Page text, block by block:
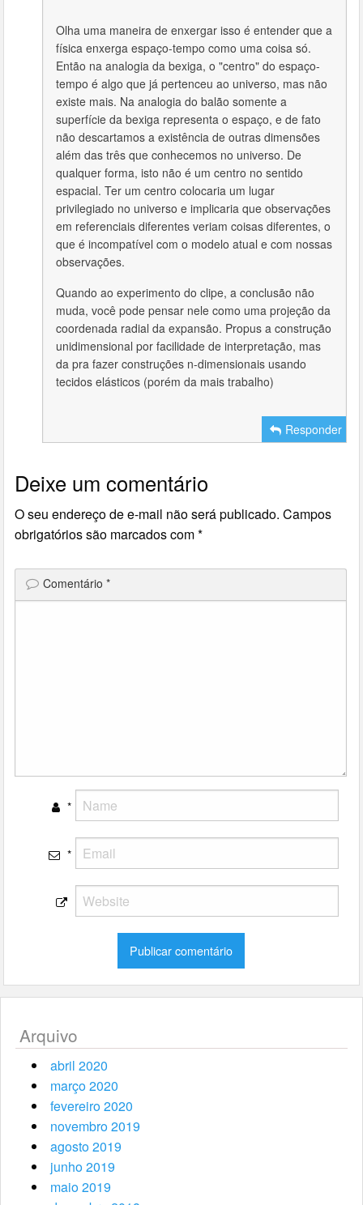
Olha uma maneira de enxergar isso é entender que a
física enxerga espaço-tempo como uma coisa só.
Então na analogia da bexiga, o "centro" do espaço-
tempo é algo que já pertenceu ao universo, mas não
existe mais. Na analogia do balão somente a
superfície da bexiga representa o espaço, e de fato
não descartamos a existência de outras dimensões
além das três que conhecemos no universo. De
qualquer forma, isto não é um centro no sentido
espacial. Ter um centro colocaria um lugar
privilegiado no universo e implicaria que observações
em referenciais diferentes veriam coisas diferentes, o
que é incompatível com o modelo atual e com nossas
observações.
Quando ao experimento do clipe, a conclusão não
muda, você pode pensar nele como uma projeção da
coordenada radial da expansão. Propus a construção
unidimensional por facilidade de interpretação, mas
da pra fazer construções n-dimensionais usando
tecidos elásticos (porém da mais trabalho)
Responder
Deixe um comentário
O seu endereço de e-mail não será publicado. Campos
obrigatórios são marcados com*
Comentário*
*
*
Arquivo
abril 2020
março 2020
fevereiro 2020
novembro 2019
agosto 2019
junho 2019
maio 2019